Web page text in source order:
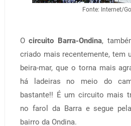
Fonte: Internet/
Ocircuito Barra-Ondina,
criado mais recentemente, tem
beira-mar, que o torna mais
há ladeiras no meio do
bastante!! É um circuito mais
no farol da Barra e segue
bairro da Ondina.